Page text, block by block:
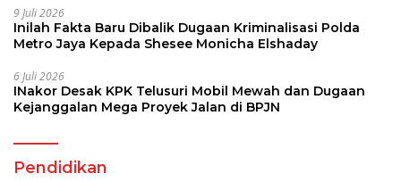
9 Juli 2026
Inilah Fakta Baru Dibalik Dugaan Kriminalisasi Polda
Metro Jaya Kepada Shesee Monicha Elshaday
6 Juli 2026
INakor Desak KPK Telusuri Mobil Mewah dan Dugaan
Kejanggalan Mega Proyek Jalan di BPJN
Pendidikan